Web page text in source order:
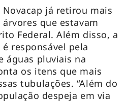
já retirou mais
que estavam
Federal. Além disso, a
responsável pela
águas pluviais na
os itens que mais
tubulações. “Além do
despeja em via